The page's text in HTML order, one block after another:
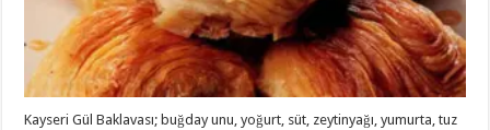
Kayseri Gül Baklavası; buğday unu, yoğurt, süt, zeytinyağı, yumurta, tuz